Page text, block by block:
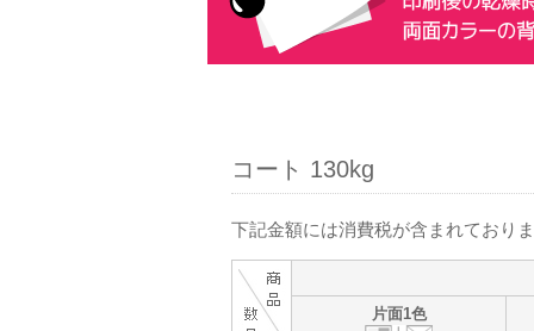
コート 130kg
下記金額には消費税が含まれており
片面1色